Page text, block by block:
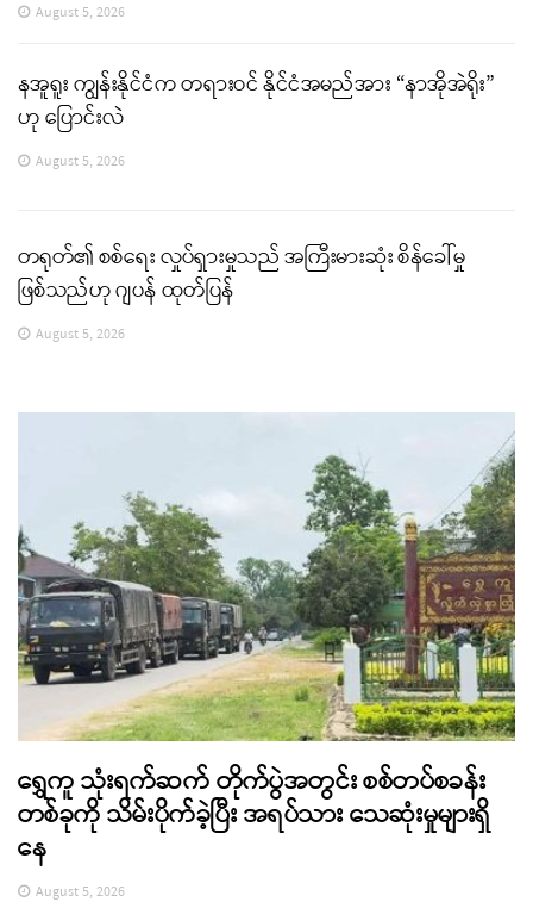
August 5, 2026
နအူရူး ကျွန်းနိုင်ငံက တရားဝင် နိုင်ငံအမည်အား “နာအိုအဲရိုး”
ဟု ပြောင်းလဲ
August 5, 2026
တရုတ်၏ စစ်ရေး လှုပ်ရှားမှုသည် အကြီးမားဆုံး စိန်ခေါ်မှု
ဖြစ်သည်ဟု ဂျပန် ထုတ်ပြန်
August 5, 2026
ရွှေကူ သုံးရက်ဆက် တိုက်ပွဲအတွင်း စစ်တပ်စခန်း
တစ်ခုကို သိမ်းပိုက်ခဲ့ပြီး အရပ်သား သေဆုံးမှုများရှိ
နေ
August 5, 2026